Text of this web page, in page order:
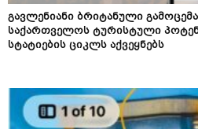
გავლენიანი ბრიტანული
საქართველოს ტურისტული
სტატიების ციკლს აქვეყნებს